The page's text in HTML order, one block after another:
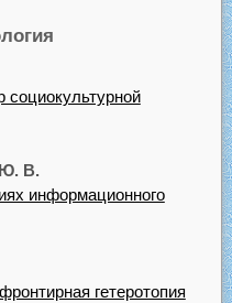
социокультурной
Ю. В.
информационного
гетеротопия